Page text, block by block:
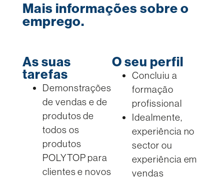
Mais informações sobre o
emprego.
As suas
tarefas
Demonstrações
de vendas e de
produtos de
todos os
produtos
POLYTOP para
clientes e novos
O seu perfil
Concluiu a
formação
profissional
Idealmente,
experiência no
sector ou
experiência em
vendas